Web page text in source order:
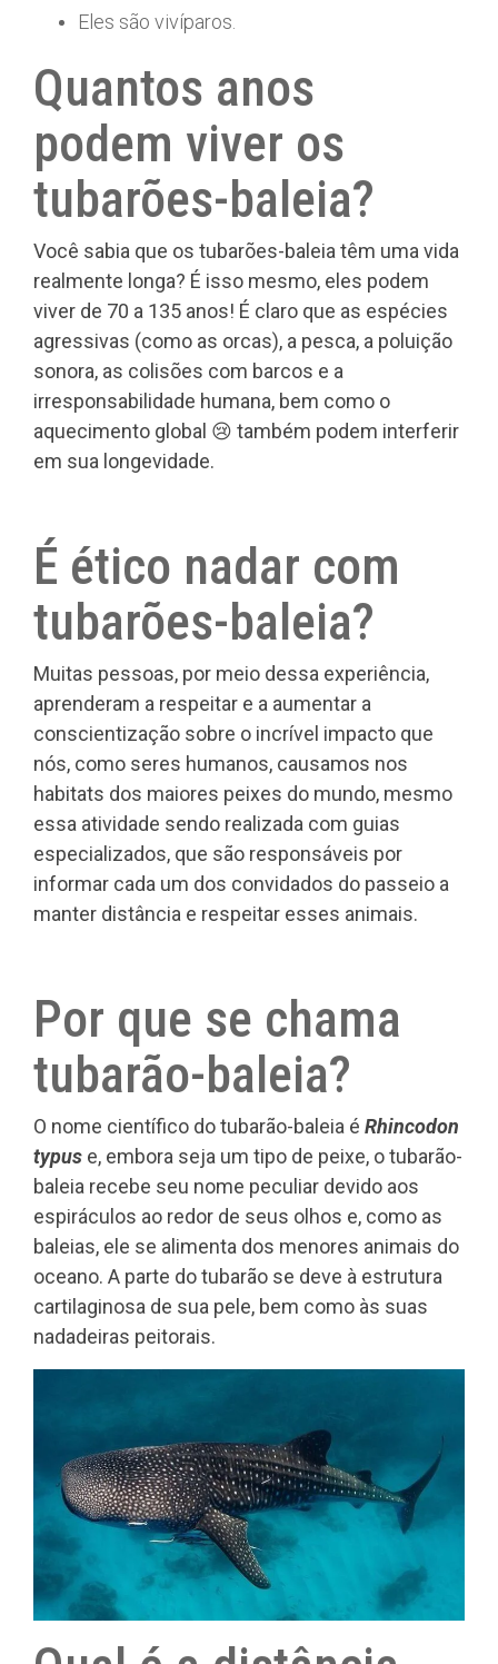
Eles são vivíparos.
Quantos anos
podem viver os
tubarões-baleia?
Você sabia que os tubarões-baleia têm uma vida
realmente longa? É isso mesmo, eles podem
viver de 70 a 135 anos! É claro que as espécies
agressivas (como as orcas), a pesca, a poluição
sonora, as colisões com barcos e a
irresponsabilidade humana, bem como o
aquecimento global 😢 também podem interferir
em sua longevidade.
É ético nadar com
tubarões-baleia?
Muitas pessoas, por meio dessa experiência,
aprenderam a respeitar e a aumentar a
conscientização sobre o incrível impacto que
nós, como seres humanos, causamos nos
habitats dos maiores peixes do mundo, mesmo
essa atividade sendo realizada com guias
especializados, que são responsáveis por
informar cada um dos convidados do passeio a
manter distância e respeitar esses animais.
Por que se chama
tubarão-baleia?
O nome científico do tubarão-baleia é Rhincodon
typus e, embora seja um tipo de peixe, o tubarão-
baleia recebe seu nome peculiar devido aos
espiráculos ao redor de seus olhos e, como as
baleias, ele se alimenta dos menores animais do
oceano. A parte do tubarão se deve à estrutura
cartilaginosa de sua pele, bem como às suas
nadadeiras peitorais.